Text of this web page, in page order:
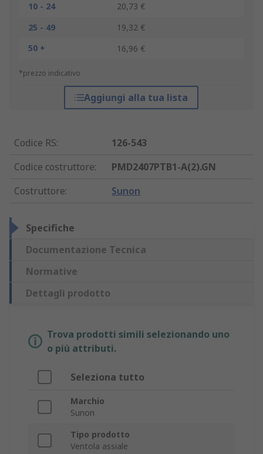
10 - 24
20,73 €
25 - 49
19,32 €
50 +
16,96 €
*prezzo indicativo
Aggiungi alla tua lista
Codice RS:
126-543
Codice costruttore:
PMD2407PTB1-A(2).GN
Costruttore: Sunon
Specifiche
Documentazione Tecnica
Normative
Dettagli prodotto
Trova prodotti simili selezionando uno
o più attributi.
Seleziona tutto
Marchio
Sunon
Tipo prodotto
Ventola assiale